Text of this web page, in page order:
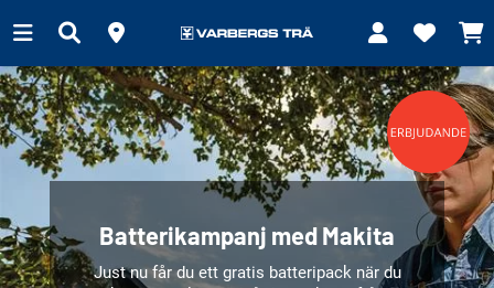
Batterikampanj med Makita
Just nu får du ett gratis batteripack när du